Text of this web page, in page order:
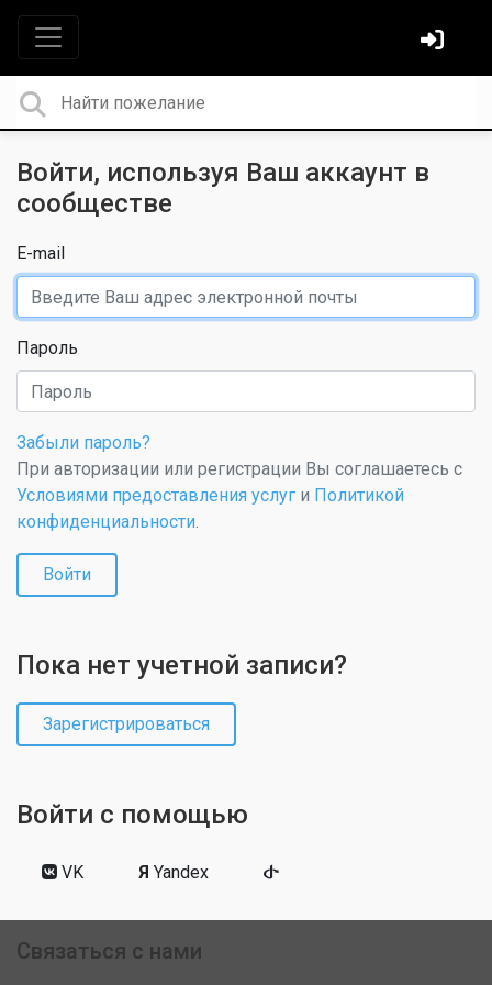
Войти, используя Ваш аккаунт в
сообществе
E-mail
Пароль
Забыли пароль?
При авторизации или регистрации Вы соглашаетесь с
Условиями предоставления услуг и Политикой
конфиденциальности.
Войти
Пока нет учетной записи?
Зарегистрироваться
Войти с помощью
VK Я Yandex
Связаться с нами